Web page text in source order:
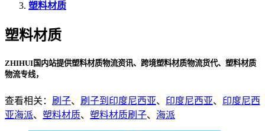
塑料材质
塑料材质
ZHIHUI国内站提供塑料材质物流资讯、跨境塑料材质物流货代、塑料材质
物流专线，
查看相关： 刷子、 刷子到印度尼西亚、 印度尼西亚、 印度尼西
亚海派、 塑料材质、 塑料材质刷子、 海派